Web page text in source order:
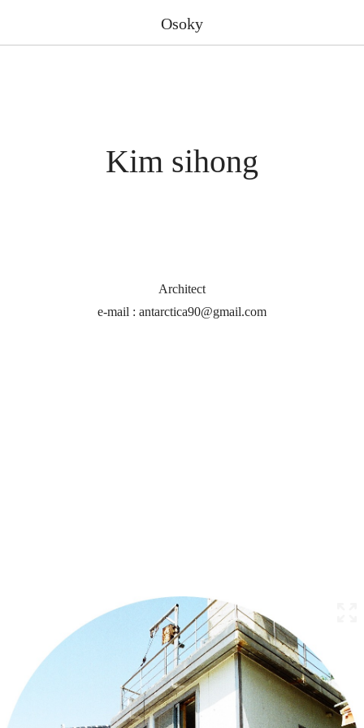
Osoky
Kim sihong
Architect
e-mail : antarctica90@gmail.com